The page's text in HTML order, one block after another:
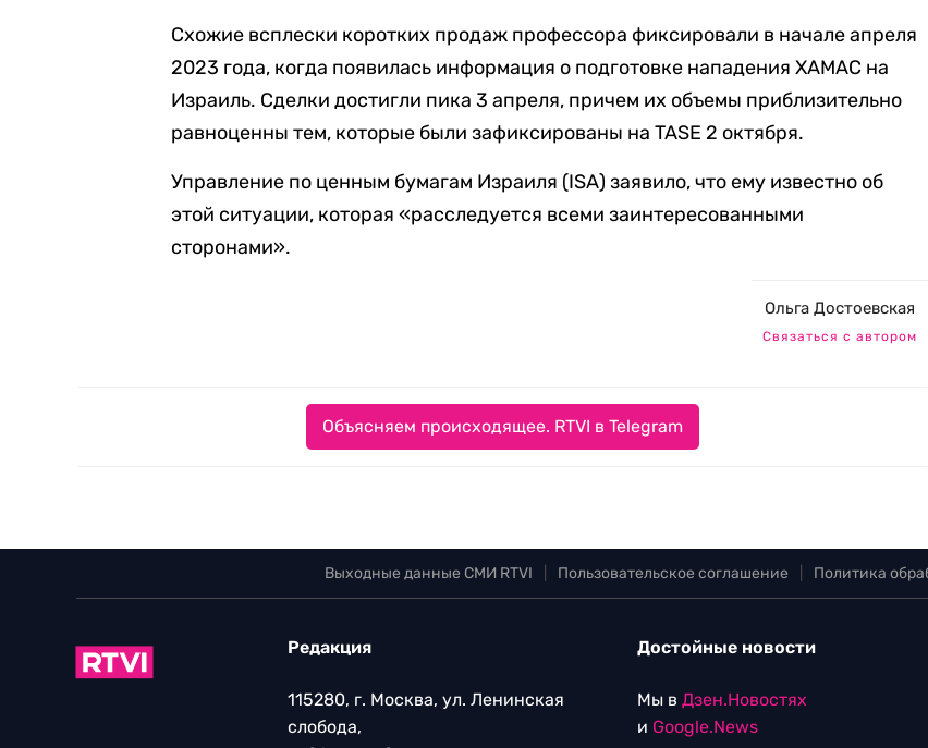
Схожие всплески коротких продаж профессора фиксировали в начале апреля
2023 года, когда появилась информация о подготовке нападения ХАМАС на
Израиль. Сделки достигли пика 3 апреля, причем их объемы приблизительно
равноценны тем, которые были зафиксированы на TASE 2 октября.
Управление по ценным бумагам Израиля (ISA) заявило, что ему известно об
этой ситуации, которая «расследуется всеми заинтересованными
сторонами».
Ольга Достоевская
Связаться с автором
Объясняем происходящее. RTVI в Telegram
Выходные данные СМИ RTVI Пользовательское соглашение Политика
Редакция
115280, г. Москва, ул. Ленинская
слобода,
Достойные новости
Мы в Дзен.Новостях
и Google.News